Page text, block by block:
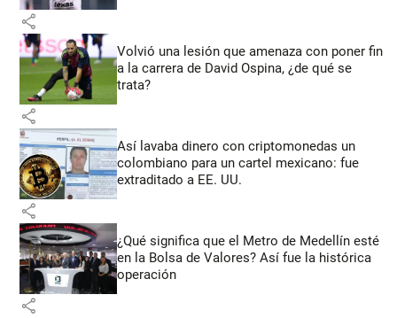
share
Volvió una lesión que amenaza con poner fin
a la carrera de David Ospina, ¿de qué se
trata?
share
Así lavaba dinero con criptomonedas un
colombiano para un cartel mexicano: fue
extraditado a EE. UU.
share
¿Qué significa que el Metro de Medellín esté
en la Bolsa de Valores? Así fue la histórica
operación
share